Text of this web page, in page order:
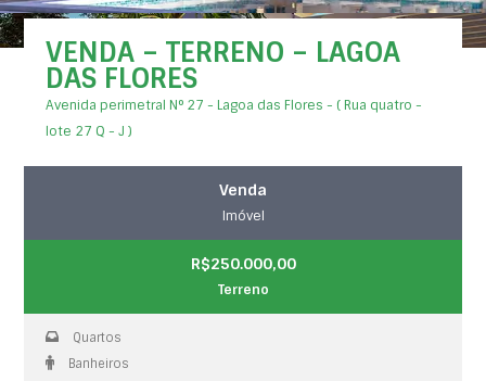
VENDA – TERRENO – LAGOA
DAS FLORES
Avenida perimetral N° 27 - Lagoa das Flores - ( Rua quatro -
lote 27 Q - J )
Venda
Imóvel
R$250.000,00
Terreno
Quartos
Banheiros